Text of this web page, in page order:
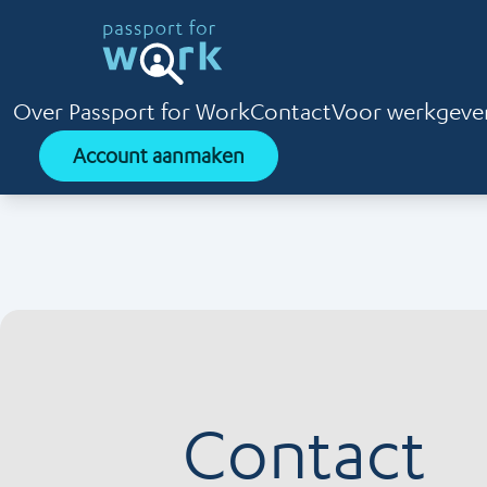
Over Passport for WorkContactVoor
Account aanmaken
Contact